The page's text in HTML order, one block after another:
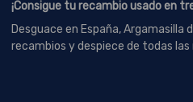
¡Consigue tu recambio usado en
Desguace en España, Argamasilla
recambios y despiece de todas las